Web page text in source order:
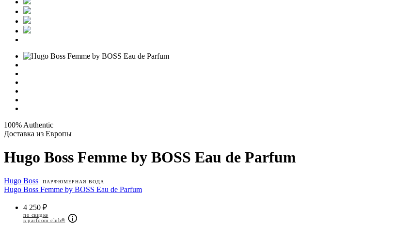
100% Authentic
Доставка из Европы
Hugo Boss Femme by BOSS Eau de Parfum
Hugo Boss ПАРФЮМЕРНАЯ ВОДА
Hugo Boss Femme by BOSS Eau de Parfum
4 250 ₽
по скидке
в parfoom club®